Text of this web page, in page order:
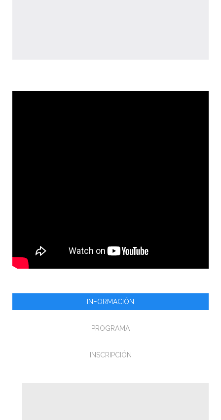
INFORMACIÓN
PROGRAMA
INSCRIPCIÓN